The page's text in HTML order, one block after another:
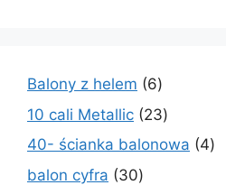
Balony z helem 66
produktów
10 cali Metallic 2323
produkty
40- ścianka balonowa 44
balon cyfra 3030